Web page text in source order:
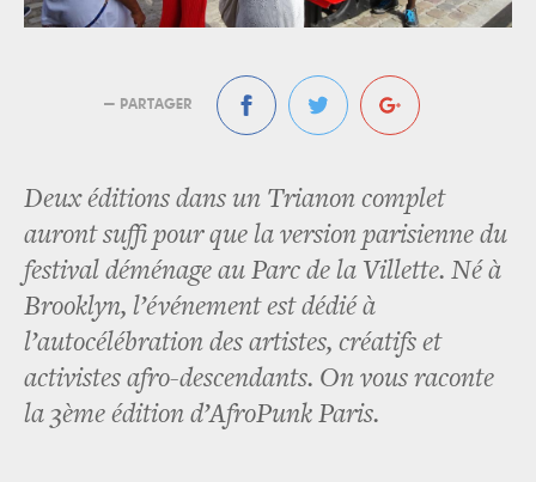
— PARTAGER
Deux éditions dans un Trianon complet
auront suffi pour que la version parisienne du
festival déménage au Parc de la Villette. Né à
Brooklyn, l’événement est dédié à
l’autocélébration des artistes, créatifs et
activistes afro-descendants. On vous raconte
la 3ème édition d’AfroPunk Paris.